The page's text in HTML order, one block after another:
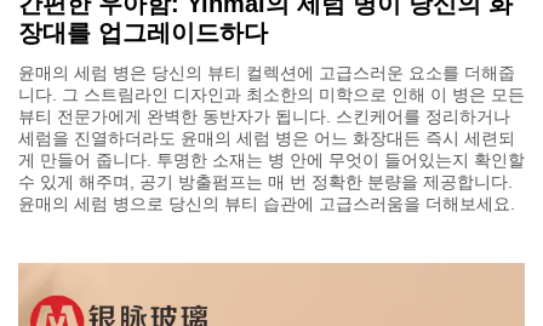
장대를 업그레이드하다
윤매의 세럼 병은 당신의 뷰티 컬렉션에 고급스러운 요소를 더해줍
니다. 그 스트림라인 디자인과 최소한의 미학으로 인해 이 병은 모든
뷰티 전문가에게 완벽한 동반자가 됩니다. 스킨케어를 정리하거나
세럼을 진열하더라도 윤매의 세럼 병은 어느 화장대든 즉시 세련되
게 만들어 줍니다. 투명한 소재는 병 안에 무엇이 들어있는지 확인할
수 있게 해주며, 공기 방출펌프는 매 번 정확한 분량을 제공합니다.
윤매의 세럼 병으로 당신의 뷰티 습관에 고급스러움을 더해보세요.